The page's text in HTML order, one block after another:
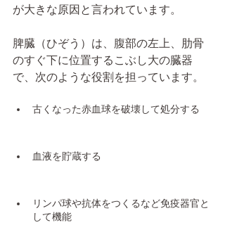
が大きな原因と言われています。
脾臓（ひぞう）は、腹部の左上、肋骨
のすぐ下に位置するこぶし大の臓器
で、次のような役割を担っています。
古くなった赤血球を破壊して処分する
血液を貯蔵する
リンパ球や抗体をつくるなど免疫器官と
して機能